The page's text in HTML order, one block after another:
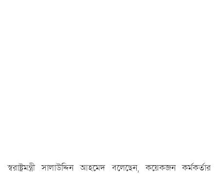
স্বরাষ্ট্রমন্ত্রী সালাউদ্দিন আহমেদ বলেছেন, কয়েকজন কর্মকর্তার